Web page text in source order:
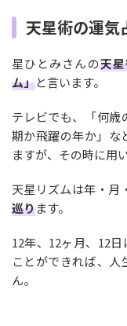
天星術の運気
星ひとみさんの天
ム」と言います。
テレビでも、「何歳
期か飛躍の年か」な
ますが、その時に用
天星リズムは年・月
巡ります。
12年、12ヶ月、12
ことができれば、人
ん。